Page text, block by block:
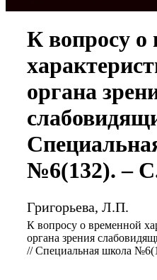
К вопросу о
органа
№6(132). –
Григорьева, Л.П.
К вопросу о временной
органа зрения
// Специальная школа